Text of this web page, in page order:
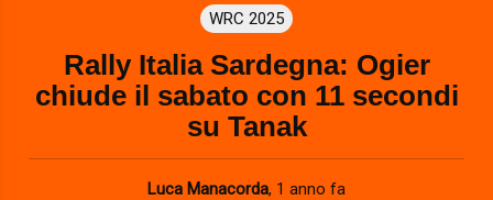
WRC 2025
Rally Italia Sardegna: Ogier
chiude il sabato con 11 secondi
su Tanak
Luca Manacorda, 1 anno fa